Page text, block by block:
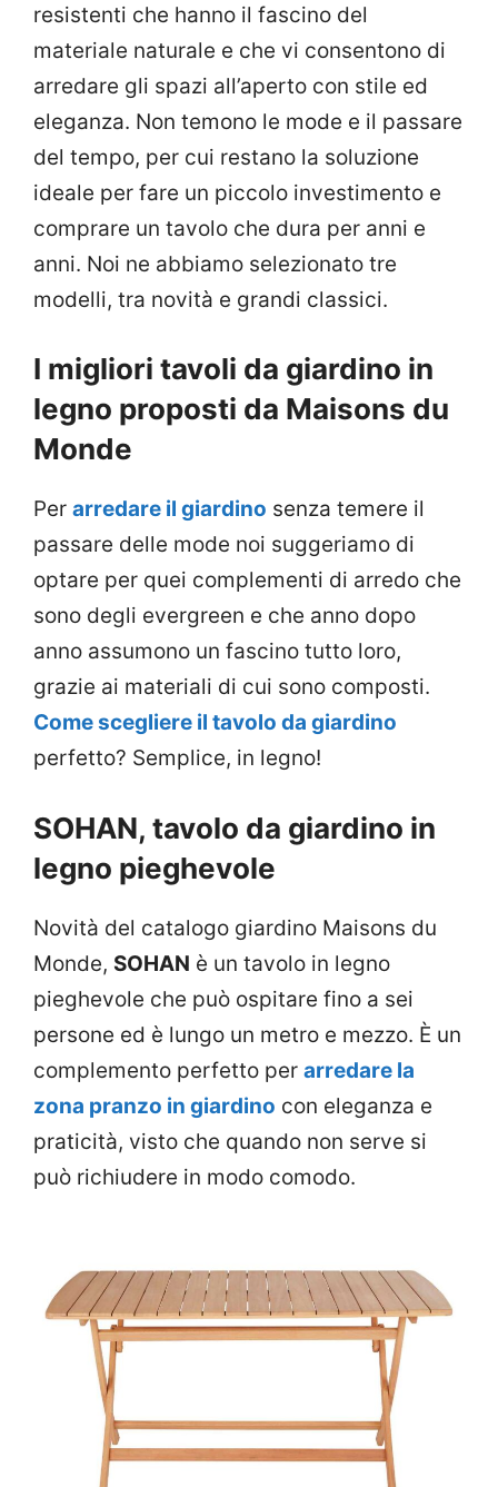
resistenti che hanno il fascino del
materiale naturale e che vi consentono di
arredare gli spazi all’aperto con stile ed
eleganza. Non temono le mode e il passare
del tempo, per cui restano la soluzione
ideale per fare un piccolo investimento e
comprare un tavolo che dura per anni e
anni. Noi ne abbiamo selezionato tre
modelli, tra novità e grandi classici.
I migliori tavoli da giardino in
legno proposti da Maisons du
Monde
Per arredare il giardino senza temere il
passare delle mode noi suggeriamo di
optare per quei complementi di arredo che
sono degli evergreen e che anno dopo
anno assumono un fascino tutto loro,
grazie ai materiali di cui sono composti.
Come scegliere il tavolo da giardino
perfetto? Semplice, in legno!
SOHAN, tavolo da giardino in
legno pieghevole
Novità del catalogo giardino Maisons du
Monde, SOHAN è un tavolo in legno
pieghevole che può ospitare fino a sei
persone ed è lungo un metro e mezzo. È un
complemento perfetto per arredare la
zona pranzo in giardino con eleganza e
praticità, visto che quando non serve si
può richiudere in modo comodo.